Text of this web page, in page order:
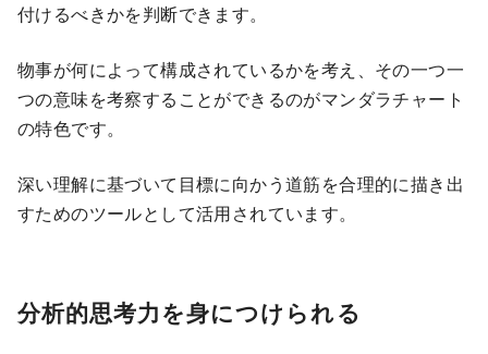
付けるべきかを判断できます。
物事が何によって構成されているかを考え、その一つ一
つの意味を考察することができるのがマンダラチャート
の特色です。
深い理解に基づいて目標に向かう道筋を合理的に描き出
すためのツールとして活用されています。
分析的思考力を身につけられる